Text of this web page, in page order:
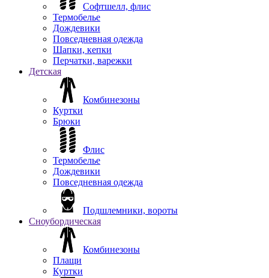
Софтшелл, флис
Термобелье
Дождевики
Повседневная одежда
Шапки, кепки
Перчатки, варежки
Детская
Комбинезоны
Куртки
Брюки
Флис
Термобелье
Дождевики
Повседневная одежда
Подшлемники, вороты
Сноубордическая
Комбинезоны
Плащи
Куртки